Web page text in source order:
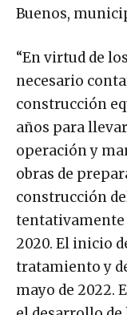
Buenos,
“En virtud de
necesario
construcción
años para
operación y
obras de
construcción
tentativamente
2020. El inicio
tratamiento y
mayo de 2022.